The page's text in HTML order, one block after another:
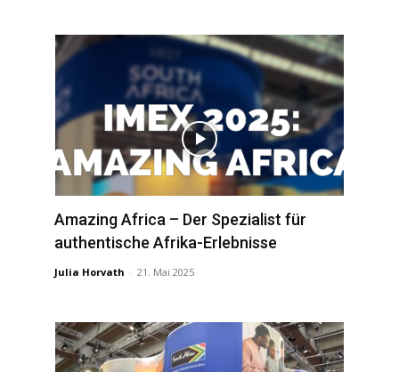
Amazing Africa – Der Spezialist für
authentische Afrika-Erlebnisse
Julia Horvath - 21. Mai 2025